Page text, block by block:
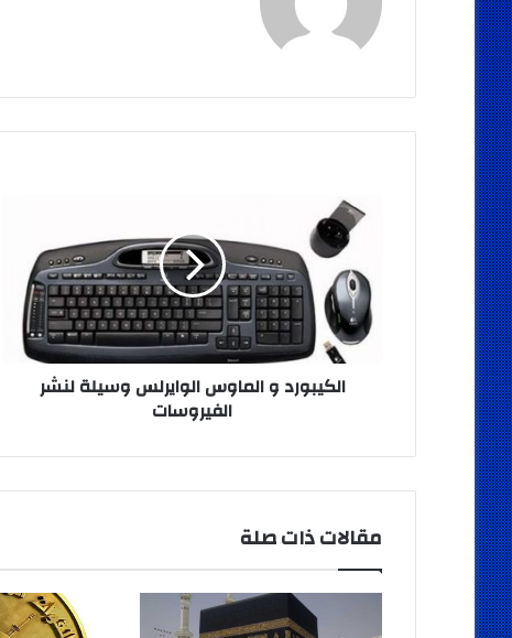
الماوس
الوايرلس
وسيلة
لنشر
الفيروسات
الكيبورد و الماوس الوايرلس وسيلة لنشر
الفيروسات
مقالات ذات صلة